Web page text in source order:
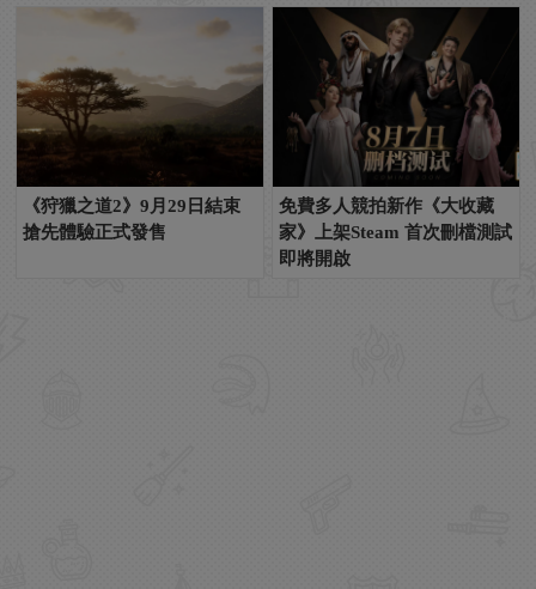
《狩獵之道2》9月29日結束
搶先體驗正式發售
免費多人競拍新作《大收藏
家》上架Steam 首次刪檔測試
即將開啟